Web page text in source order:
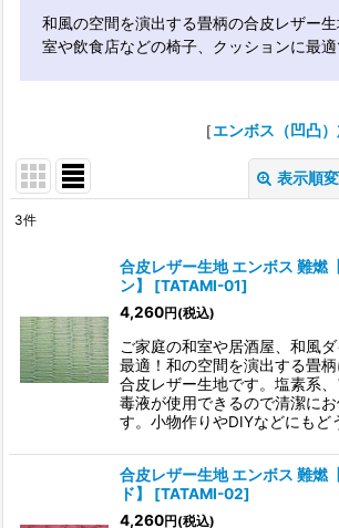
和風の空間を演出する畳柄の合皮レザー
室や飲食店などの椅子、クッションに最適
［エンボス（凹凸
表示順
並び順:
絞り込む
3件
合皮レザー生地 エンボス 難燃
ン】
[TATAMI-01]
4,260円(税込)
ご家庭の和室や居酒屋、和風
最適！和の空間を演出する畳
合皮レザー生地です。塩素系
毒液が使用できるので清潔に
す。小物作りやDIYなどにもど
合皮レザー生地 エンボス 難燃
ド】
[TATAMI-02]
4,260円(税込)